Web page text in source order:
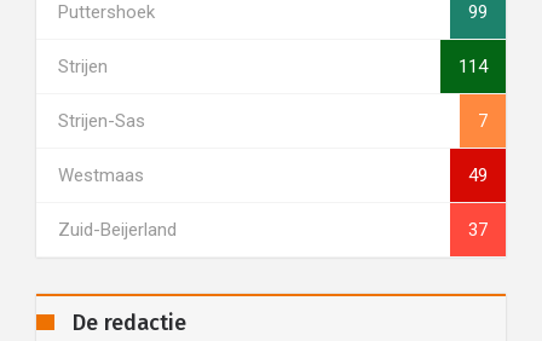
Puttershoek 99
Strijen 114
Strijen-Sas 7
Westmaas 49
Zuid-Beijerland 37
De redactie